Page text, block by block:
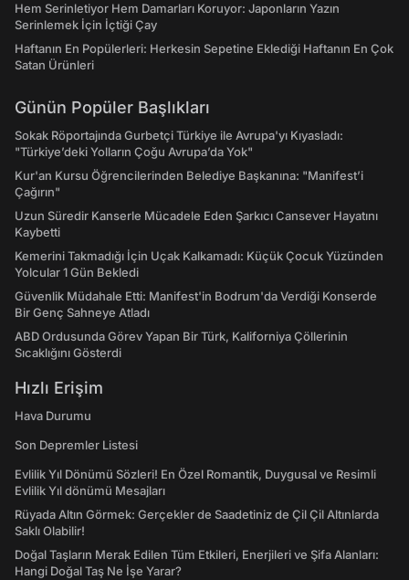
Hem Serinletiyor Hem Damarları Koruyor: Japonların Yazın
Serinlemek İçin İçtiği Çay
Haftanın En Popülerleri: Herkesin Sepetine Eklediği Haftanın En Çok
Satan Ürünleri
Günün Popüler Başlıkları
Sokak Röportajında Gurbetçi Türkiye ile Avrupa'yı Kıyasladı:
"Türkiye’deki Yolların Çoğu Avrupa’da Yok"
Kur'an Kursu Öğrencilerinden Belediye Başkanına: "Manifest’i
Çağırın"
Uzun Süredir Kanserle Mücadele Eden Şarkıcı Cansever Hayatını
Kaybetti
Kemerini Takmadığı İçin Uçak Kalkamadı: Küçük Çocuk Yüzünden
Yolcular 1 Gün Bekledi
Güvenlik Müdahale Etti: Manifest'in Bodrum'da Verdiği Konserde
Bir Genç Sahneye Atladı
ABD Ordusunda Görev Yapan Bir Türk, Kaliforniya Çöllerinin
Sıcaklığını Gösterdi
Hızlı Erişim
Hava Durumu
Son Depremler Listesi
Evlilik Yıl Dönümü Sözleri! En Özel Romantik, Duygusal ve Resimli
Evlilik Yıl dönümü Mesajları
Rüyada Altın Görmek: Gerçekler de Saadetiniz de Çil Çil Altınlarda
Saklı Olabilir!
Doğal Taşların Merak Edilen Tüm Etkileri, Enerjileri ve Şifa Alanları:
Hangi Doğal Taş Ne İşe Yarar?